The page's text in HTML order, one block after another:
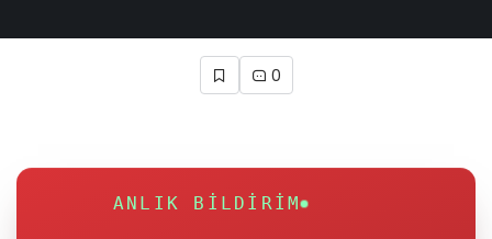
0
ANLIK BILDIRIM